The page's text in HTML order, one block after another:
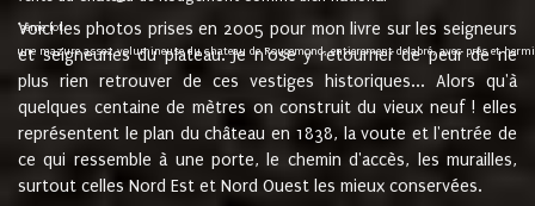
"3ème lot
une mazure assez volumineuse du chateau de Rougemond, entierement delabré, avec près et
Voici les photos prises en 2005 pour mon livre sur les seigneurs
et seigneuries du plateau. Je n'ose y retourner de peur de ne
plus rien retrouver de ces vestiges historiques... Alors qu'à
quelques centaine de mètres on construit du vieux neuf ! elles
représentent le plan du château en 1838, la voute et l'entrée de
ce qui ressemble à une porte, le chemin d'accès, les murailles,
surtout celles Nord Est et Nord Ouest les mieux conservées.